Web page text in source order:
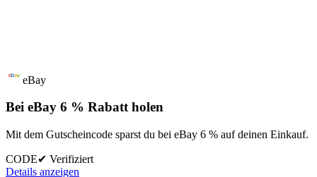
eBay
Bei eBay 6 % Rabatt holen
Mit dem Gutscheincode sparst du bei eBay 6 % auf deinen Einkauf.
CODE✔ Verifiziert
Details anzeigen